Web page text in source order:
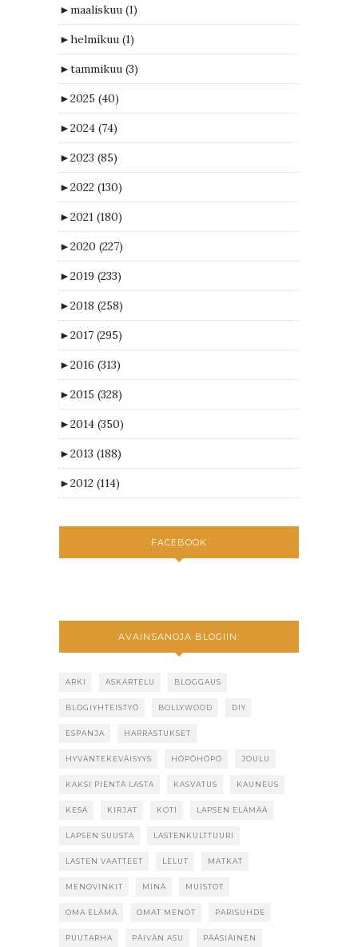
►maaliskuu (1)
►helmikuu (1)
►tammikuu (3)
►2025 (40)
►2024 (74)
►2023 (85)
►2022 (130)
►2021 (180)
►2020 (227)
►2019 (233)
►2018 (258)
►2017 (295)
►2016 (313)
►2015 (328)
►2014 (350)
►2013 (188)
►2012 (114)
FACEBOOK
AVAINSANOJA BLOGIIN:
ARKI ASKARTELU BLOGGAUS
BLOGIYHTEISTYÖ BOLLYWOOD DIY
ESPANJA HARRASTUKSET
HYVÄNTEKEVÄISYYS HÖPÖHÖPÖ JOULU
KAKSI PIENTÄ LASTA KASVATUS KAUNEUS
KESÄ KIRJAT KOTI LAPSEN ELÄMÄÄ
LAPSEN SUUSTA LASTENKULTTUURI
LASTEN VAATTEET LELUT MATKAT
MENOVINKIT MINÄ MUISTOT
OMA ELÄMÄ OMAT MENOT PARISUHDE
PUUTARHA PÄIVÄN ASU PÄÄSIÄINEN